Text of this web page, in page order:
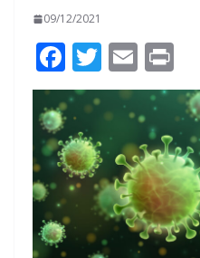
09/12/2021
F
ac
e
b
o
o
k
T
w
itt
er
E
m
ai
l
in
t